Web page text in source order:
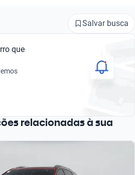
Salvar busca
que
relacionadas à sua